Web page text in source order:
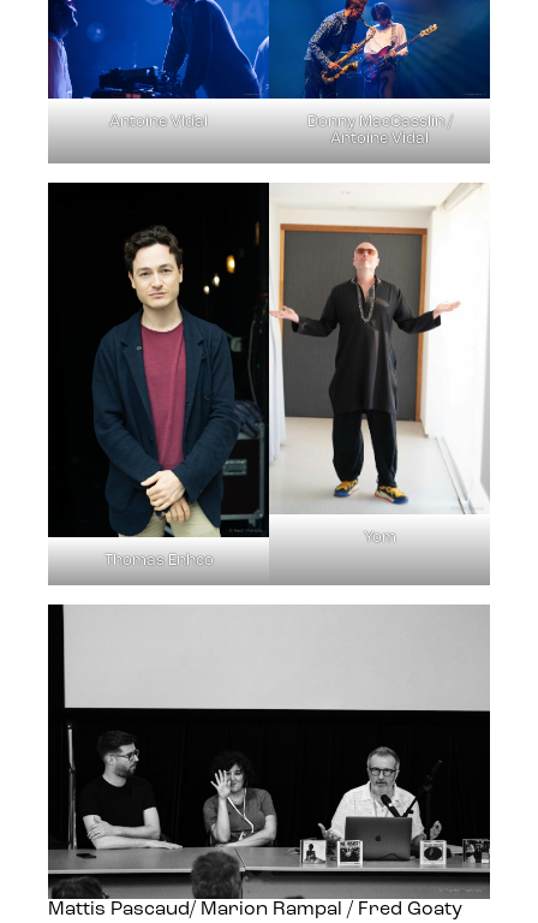
Antoine VIdal
Donny MacCasslin /
Antoine Vidal
Thomas Enhco
Yom
Mattis Pascaud/ Marion Rampal / Fred Goaty